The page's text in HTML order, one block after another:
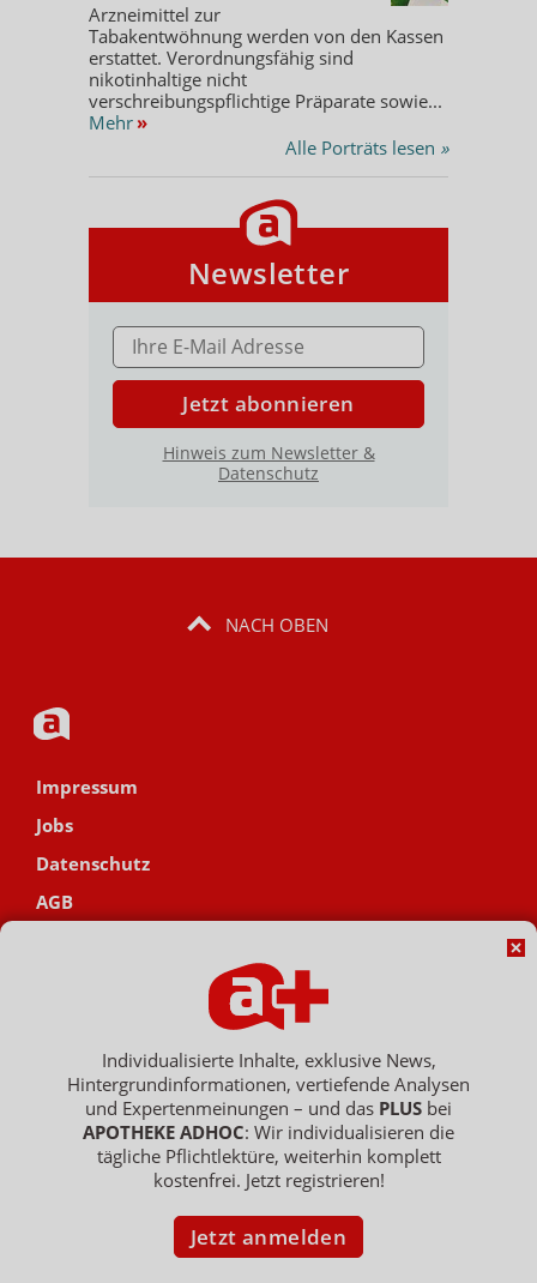
Arzneimittel zur
Tabakentwöhnung werden von den Kassen
erstattet. Verordnungsfähig sind
nikotinhaltige nicht
verschreibungspflichtige Präparate sowie...
Mehr »
Alle Porträts lesen »
Newsletter
E-MAIL ADRESSE
Jetzt abonnieren
Hinweis zum Newsletter &
Datenschutz
NACH OBEN
Impressum
Jobs
Datenschutz
AGB
Hinweisgebersystem
Vertrag widerrufen
Copyright © 2007 - 2026 , APOTHEKE ADHOC ist ein Dienst der ELPATO
Medien GmbH / Franz-Ehrlich-Str. 12 / 12489 Berlin
Geschäftsführer: Patrick Hollstein, Thomas Bellartz / Amtsgericht Berlin
Charlottenburg / HRB 204 379 B
Individualisierte Inhalte, exklusive News,
Hintergrundinformationen, vertiefende Analysen
und Expertenmeinungen – und das PLUS bei
APOTHEKE ADHOC: Wir individualisieren die
tägliche Pflichtlektüre, weiterhin komplett
kostenfrei. Jetzt registrieren!
Jetzt anmelden